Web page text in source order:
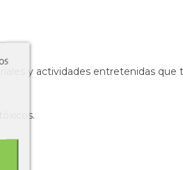
y actividades entretenidas que